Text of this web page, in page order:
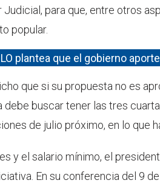
para que, entre otros
popular.
plantea que el gobierno
que si su propuesta no es
debe buscar tener las tres
de julio próximo, en lo que
y el salario mínimo, el
En su conferencia del 9